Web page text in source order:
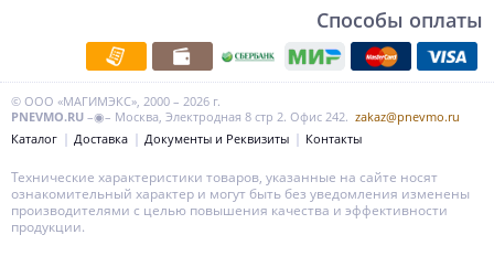
Способы оплаты
© ООО «МАГИМЭКС», 2000 – 2026 г.
PNEVMO.RU –◉– Москва, Электродная 8 стр 2. Офис 242. zakaz@pnevmo.ru
Каталог
Доставка Документы и Реквизиты Контакты
Технические характеристики товаров, указанные на сайте носят
ознакомительный характер и могут быть без уведомления изменены
производителями с целью повышения качества и эффективности
продукции.